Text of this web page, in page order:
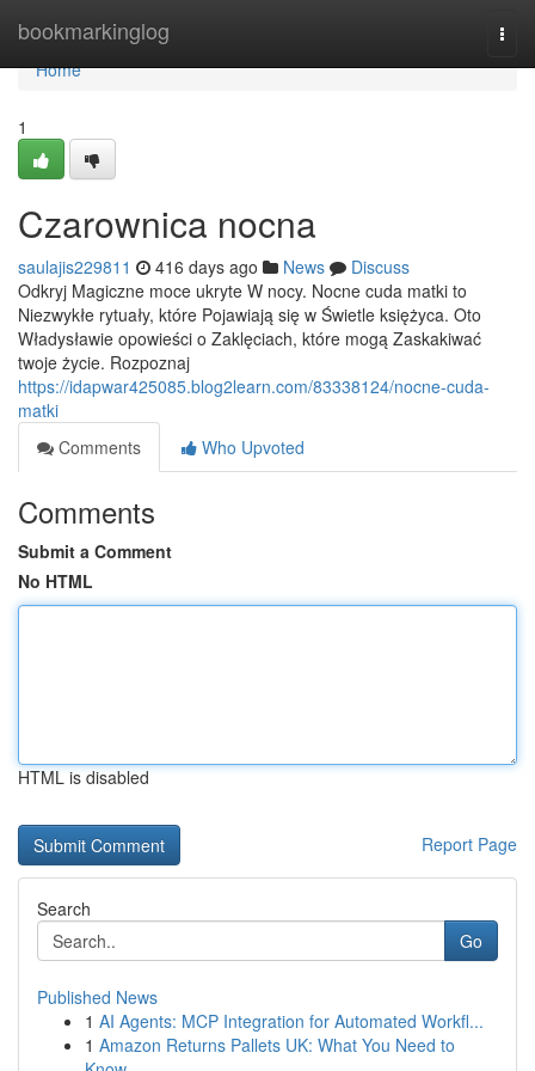
bookmarkinglog
Home
Home
1
Czarownica nocna
saulajis229811 416 days ago News
Discuss
Odkryj Magiczne moce ukryte W nocy. Nocne cuda matki to
Niezwykłe rytuały, które Pojawiają się w Świetle księżyca. Oto
Władysławie opowieści o Zaklęciach, które mogą Zaskakiwać
twoje życie. Rozpoznaj
https://idapwar425085.blog2learn.com/83338124/nocne-cuda-
matki
Comments
Who Upvoted
Comments
Submit a Comment
No HTML
HTML is disabled
Report Page
Search
Go
Published News
1 AI Agents: MCP Integration for Automated Workfl...
1 Amazon Returns Pallets UK: What You Need to